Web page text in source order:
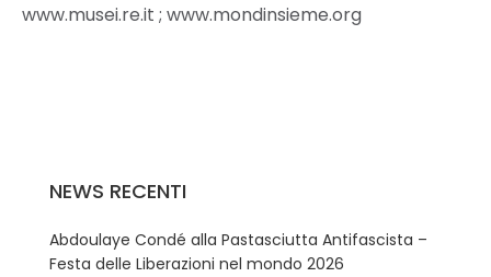
www.musei.re.it ; www.mondinsieme.org
NEWS RECENTI
Abdoulaye Condé alla Pastasciutta Antifascista –
Festa delle Liberazioni nel mondo 2026